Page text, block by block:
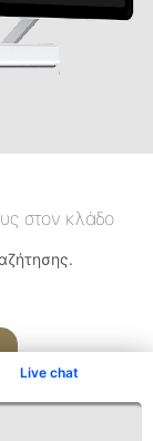
Live chat
στον κλάδο